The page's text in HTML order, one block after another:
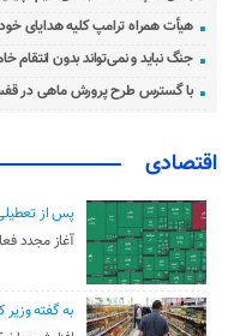
هیأت همراه ترامپ کلیه هدایای
جنگ نباید و نمی‌تواند بدون انتقام
با گسترس طرح پرورش ماهی در
اقتصادی
پس از
آغاز مجدد فعالیت
به گفته وزیر